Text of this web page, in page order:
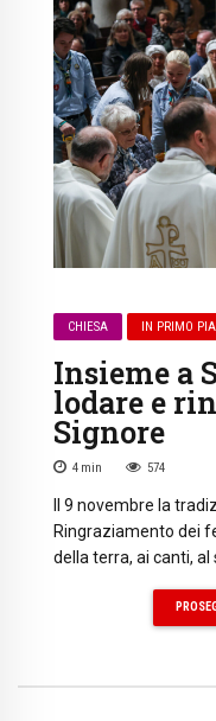
CHIESA IN PRIMO
Insieme a
lodare e
Signore
4 min 574
Il 9 novembre la
Ringraziamento dei
della terra, ai canti,